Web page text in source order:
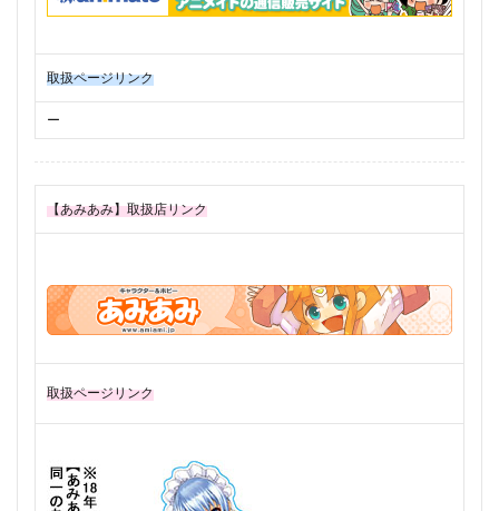
取扱ページリンク
ー
【あみあみ】取扱店リンク
取扱ページリンク